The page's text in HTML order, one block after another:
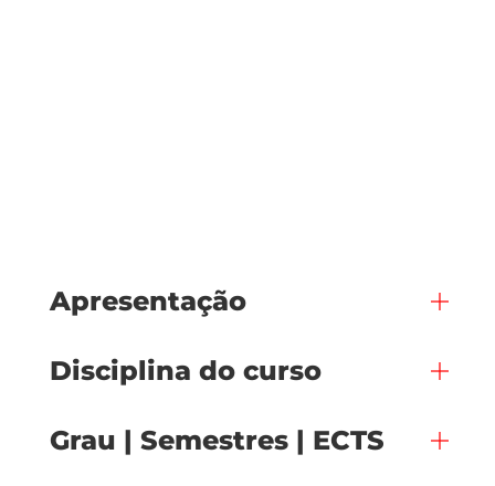
Apresentação
Disciplina do curso
Grau | Semestres | ECTS